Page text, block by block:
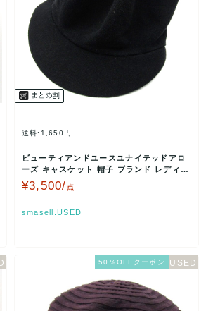
送料:1,650円
ビューティアンドユースユナイテッドアロ
ーズ キャスケット 帽子 ブランド レディー
ス ブラック B&…
¥3,500/ 点
smasell.USED
50％OFFクーポン